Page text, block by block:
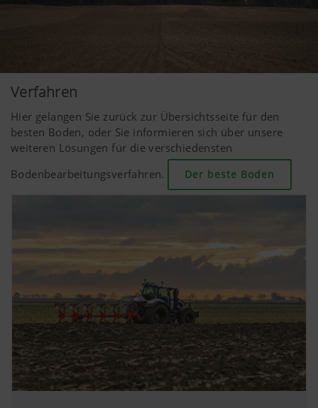
Verfahren
Hier gelangen Sie zurück zur Übersichtsseite für den
besten Boden, oder Sie informieren sich über unsere
weiteren Lösungen für die verschiedensten
Bodenbearbeitungsverfahren.
Der beste Boden